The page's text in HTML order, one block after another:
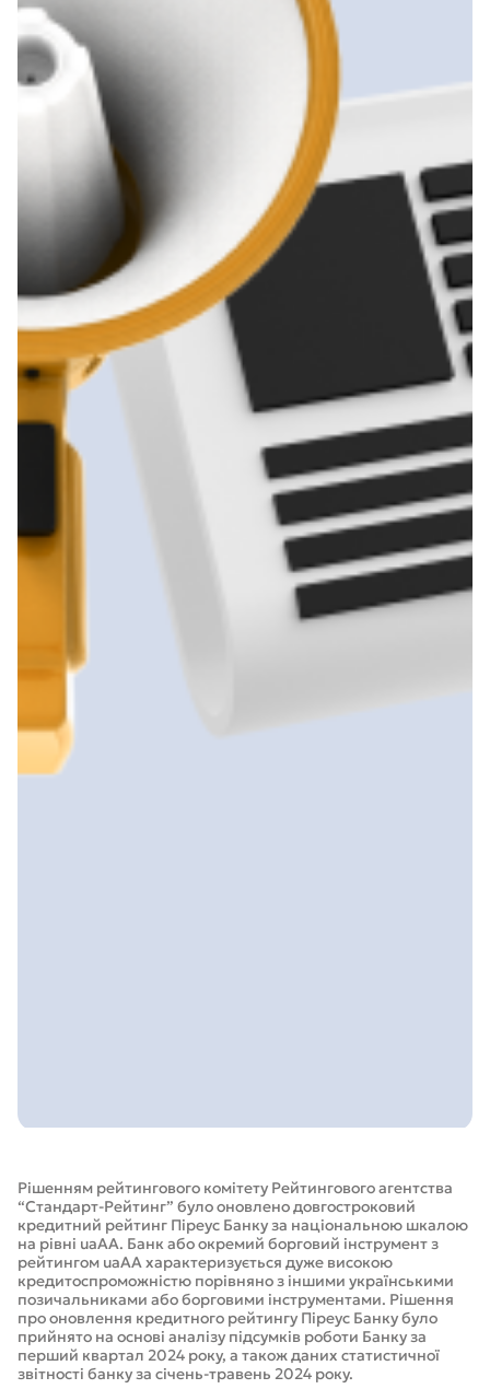
Рішенням рейтингового комітету Рейтингового агентства
“Стандарт-Рейтинг” було оновлено довгостроковий
кредитний рейтинг Піреус Банку за національною шкалою
на рівні uaAА. Банк або окремий борговий інструмент з
рейтингом uaAА характеризується дуже високою
кредитоспроможністю порівняно з іншими українськими
позичальниками або борговими інструментами. Рішення
про оновлення кредитного рейтингу Піреус Банку було
прийнято на основі аналізу підсумків роботи Банку за
перший квартал 2024 року, а також даних статистичної
звітності банку за січень-травень 2024 року.